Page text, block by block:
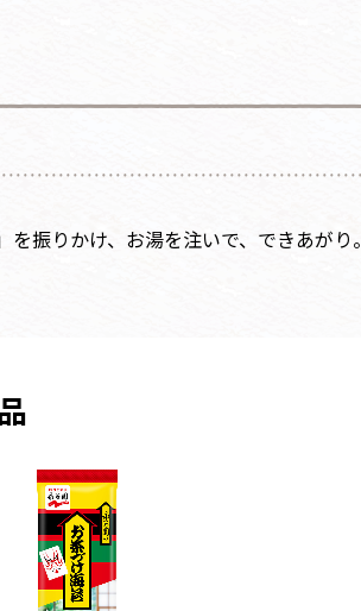
振りかけ、お湯を注いで、できあがり。